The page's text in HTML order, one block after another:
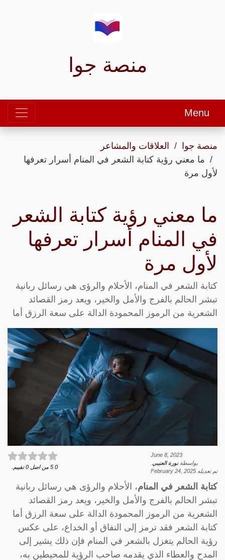
منصة جوا
Menu
منصة جوا
العلاقات والمشاعر
ما معني رؤية كتابة الشعر في المنام أسرار تعرفها
لأول مرة
ما معني رؤية كتابة الشعر
في المنام أسرار تعرفها
لأول مرة
كتابة الشعر في المنام، الأحلام والرؤى هي رسائل ربانية
تبشر الحالم بالفرج والأمل والخير، ويعد رمز القصائد
الشعرية من الرموز المحمودة الدالة على سعة الرزق أما
June 8, 2023
بواسطةنورة العتيبي
تم تعديله February 24, 2025
0
5 من اصل 0 تقييم.
كتابة الشعر في المنام، الأحلام والرؤى هي رسائل ربانية
تبشر الحالم بالفرج والأمل والخير، ويعد رمز القصائد
الشعرية من الرموز المحمودة الدالة على سعة الرزق أما
كتابة الشعر فقد ترمز إلى النفاق أو الخداع، على عكس
رؤية الحالم يتغزل بالشعر في المنام فإن ذلك يشير إلى
المدح والعطاء الذي يقدمه صاحب الرؤية للمحيطين به،